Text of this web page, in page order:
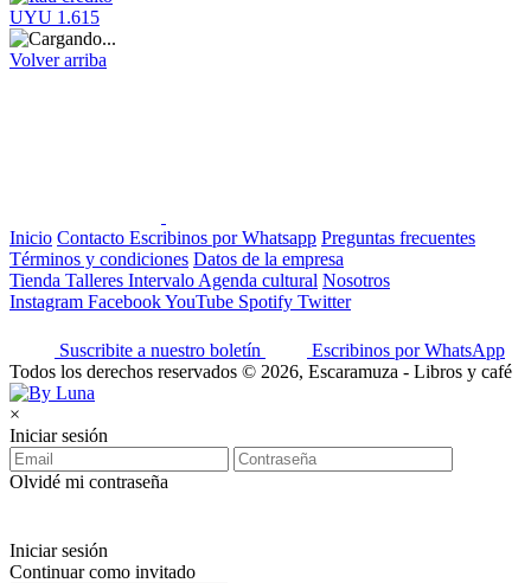
UYU 1.615
Volver arriba
Inicio Contacto Escribinos por Whatsapp Preguntas frecuentes
Términos y condiciones Datos de la empresa
Tienda Talleres Intervalo Agenda cultural Nosotros
Instagram FacebookYouTube Spotify Twitter
Suscribite a nuestro boletín
Escribinos por WhatsApp
Todos los derechos reservados © 2026, Escaramuza - Libros y café
×
Iniciar sesión
Olvidé mi contraseña
Iniciar sesión
Continuar como invitado